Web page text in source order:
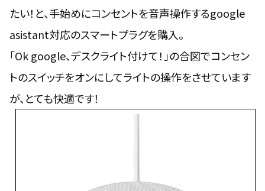
たい！と、手始めにコンセントを音声操作するgoogle
asistant対応のスマートプラグを購入。
「Ok google、デスクライト付けて！」の合図でコンセン
トのスイッチをオンにしてライトの操作をさせています
が、とても快適です！